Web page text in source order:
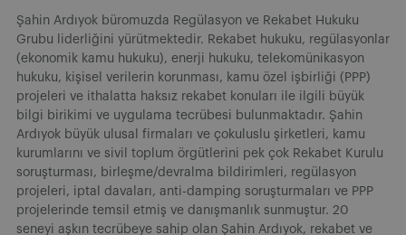
Şahin Ardıyok büromuzda Regülasyon ve Rekabet Hukuku
Grubu liderliğini yürütmektedir. Rekabet hukuku, regülasyonlar
(ekonomik kamu hukuku), enerji hukuku, telekomünikasyon
hukuku, kişisel verilerin korunması, kamu özel işbirliği (PPP)
projeleri ve ithalatta haksız rekabet konuları ile ilgili büyük
bilgi birikimi ve uygulama tecrübesi bulunmaktadır. Şahin
Ardıyok büyük ulusal firmaları ve çokuluslu şirketleri, kamu
kurumlarını ve sivil toplum örgütlerini pek çok Rekabet Kurulu
soruşturması, birleşme/devralma bildirimleri, regülasyon
projeleri, iptal davaları, anti-damping soruşturmaları ve PPP
projelerinde temsil etmiş ve danışmanlık sunmuştur. 20
seneyi aşkın tecrübeye sahip olan Şahin Ardıyok, rekabet ve